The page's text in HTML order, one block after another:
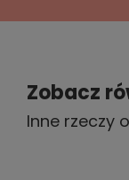
Szerokość
Zobacz
Inne rzeczy